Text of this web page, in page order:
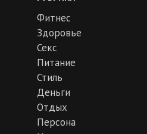
Фитнес
Здоровье
Секс
Питание
Стиль
Деньги
Отдых
Персона